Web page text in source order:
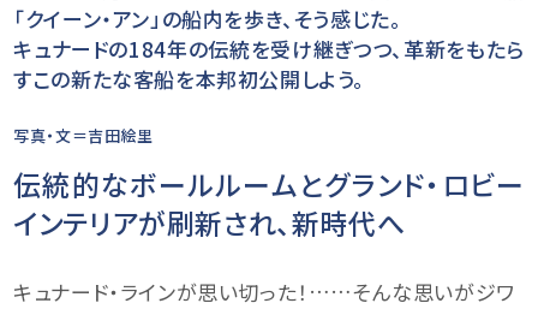
「クイーン・アン」の船内を歩き、そう感じた。
キュナードの184年の伝統を受け継ぎつつ、革新をもたら
すこの新たな客船を本邦初公開しよう。
写真・文＝吉田絵里
伝統的なボールルームとグランド・ロビー
インテリアが刷新され、新時代へ
キュナード・ラインが思い切った！……そんな思いがジワ